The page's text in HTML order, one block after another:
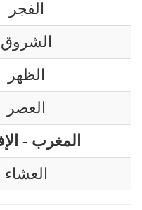
الفجر
الشروق
الظهر
العصر
المغرب -
العشاء